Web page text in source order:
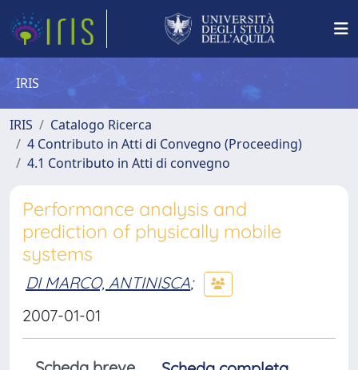
IRIS
IRIS
Catalogo Ricerca
4 Contributo in Atti di Convegno (Proceeding)
4.1 Contributo in Atti di convegno
Performance analysis and
prediction of physically mobile
systems
DI MARCO, ANTINISCA;
2007-01-01